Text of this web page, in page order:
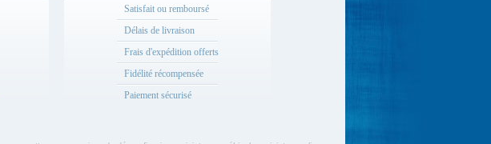
Satisfait ou remboursé
Délais de livraison
Frais d'expédition offerts
Fidélité récompensée
Paiement sécurisé